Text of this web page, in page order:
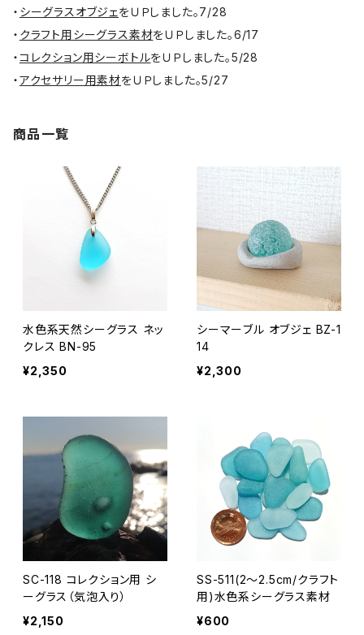
・ シーグラスオブジェをＵＰしました。7/28
・ クラフト用シーグラス素材をＵＰしました。6/17
・コレクション用シーボトルをＵＰしました。5/28
・アクセサリー用素材をＵＰしました。5/27
商品一覧
水色系天然シーグラス ネッ
クレス BN-95
¥2,350
シーマーブル オブジェ BZ-1
14
¥2,300
SC-118 コレクション用 シ
ーグラス（気泡入り）
¥2,150
SS-511(2～2.5cm/クラフト
用)水色系シーグラス素材
¥600